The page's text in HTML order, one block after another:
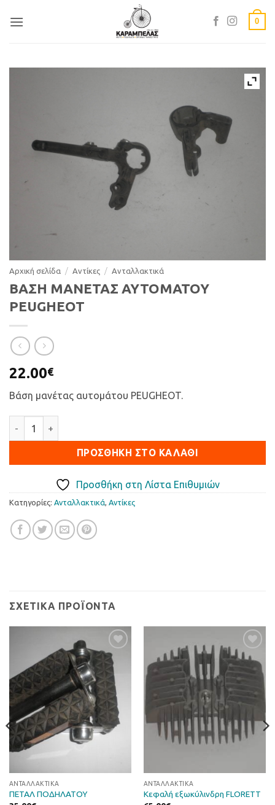
0
Αρχική σελίδα / Αντίκες / Ανταλλακτικά
ΒΑΣΗ ΜΑΝΕΤΑΣ ΑΥΤΟΜΑΤΟΥ
PEUGHEOT
22.00€
Βάση μανέτας αυτομάτου PEUGHEOT.
ΠΡΟΣΘΉΚΗ ΣΤΟ ΚΑΛΆΘΙ
Προσθήκη στη Λίστα Επιθυμιών
Κατηγορίες: Ανταλλακτικά, Αντίκες
ΣΧΕΤΙΚΆ ΠΡΟΪΌΝΤΑ
Προσθήκη
στη Λίστα
Επιθυμιών
ΑΝΤΑΛΛΑΚΤΙΚΆ
ΠΕΤΑΛ ΠΟΔΗΛΑΤΟΥ
Προσθήκη
στη Λίστα
Επιθυμιών
ΑΝΤΑΛΛΑΚΤΙΚΆ
Κεφαλή εξωκύλινδρη FLORETT